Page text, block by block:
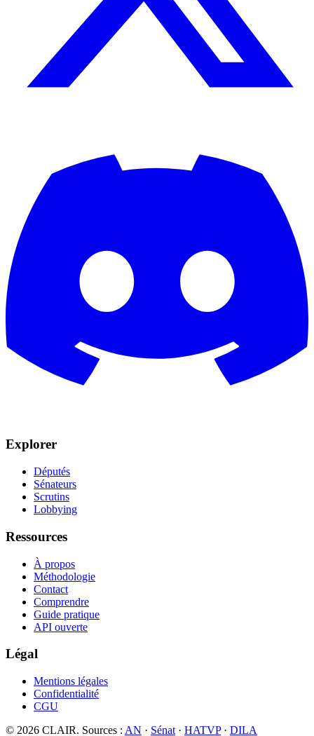
Explorer
Députés
Sénateurs
Scrutins
Lobbying
Ressources
À propos
Méthodologie
Contact
Comprendre
Guide pratique
API ouverte
Légal
Mentions légales
Confidentialité
CGU
© 2026 CLAIR. Sources : AN · Sénat · HATVP· DILA